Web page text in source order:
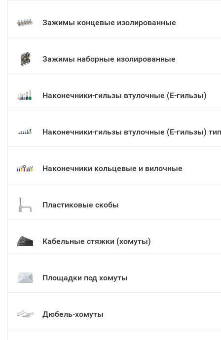
Зажимы концевые изолированные
Зажимы наборные изолированные
Наконечники-гильзы втулочные (Е-гильзы)
Наконечники-гильзы втулочные (Е-гильзы)
Наконечники кольцевые и вилочные
Пластиковые скобы
Кабельные стяжки (хомуты)
Площадки под хомуты
Дюбель-хомуты